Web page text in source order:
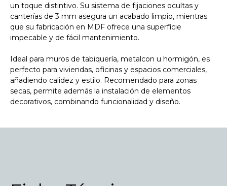
un toque distintivo. Su sistema de fijaciones ocultas y
canterías de 3 mm asegura un acabado limpio, mientras
que su fabricación en MDF ofrece una superficie
impecable y de fácil mantenimiento.
Ideal para muros de tabiquería, metalcon u hormigón, es
perfecto para viviendas, oficinas y espacios comerciales,
añadiendo calidez y estilo. Recomendado para zonas
secas, permite además la instalación de elementos
decorativos, combinando funcionalidad y diseño.